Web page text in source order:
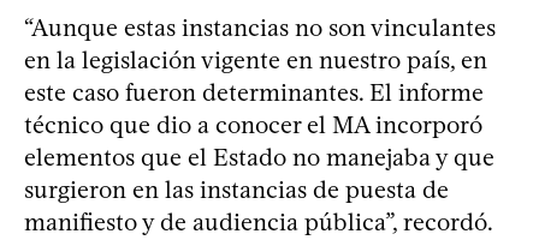
“Aunque estas instancias no son vinculantes
en la legislación vigente en nuestro país, en
este caso fueron determinantes. El informe
técnico que dio a conocer el MA incorporó
elementos que el Estado no manejaba y que
surgieron en las instancias de puesta de
manifiesto y de audiencia pública”, recordó.